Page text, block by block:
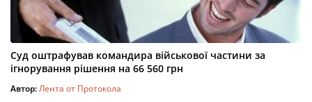
Суд оштрафував командира військової частини за
ігнорування рішення на 66 560 грн
Автор:Лента от Протокола